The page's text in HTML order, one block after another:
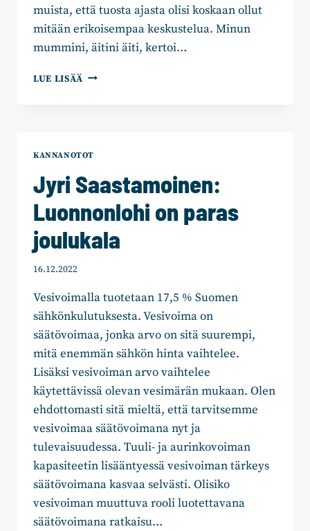
muista, että tuosta ajasta olisi koskaan ollut
mitään erikoisempaa keskustelua. Minun
mummini, äitini äiti, kertoi…
LUE LISÄÄ JYRI
KANNANOTOT
Jyri Saastamoinen:
Luonnonlohi on paras
joulukala
16.12.2022
Vesivoimalla tuotetaan 17,5 % Suomen
sähkönkulutuksesta. Vesivoima on
säätövoimaa, jonka arvo on sitä suurempi,
mitä enemmän sähkön hinta vaihtelee.
Lisäksi vesivoiman arvo vaihtelee
käytettävissä olevan vesimärän mukaan. Olen
ehdottomasti sitä mieltä, että tarvitsemme
vesivoimaa säätövoimana nyt ja
tulevaisuudessa. Tuuli- ja aurinkovoiman
kapasiteetin lisääntyessä vesivoiman tärkeys
säätövoimana kasvaa selvästi. Olisiko
vesivoiman muuttuva rooli luotettavana
säätövoimana ratkaisu…